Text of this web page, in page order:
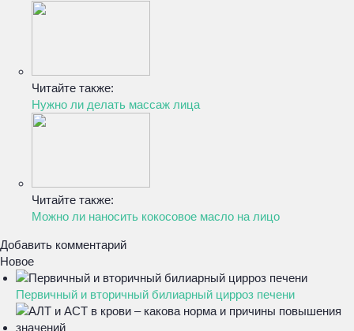
Читайте также:
Нужно ли делать массаж лица
Читайте также:
Можно ли наносить кокосовое масло на лицо
Добавить комментарий
Новое
Первичный и вторичный билиарный цирроз печени